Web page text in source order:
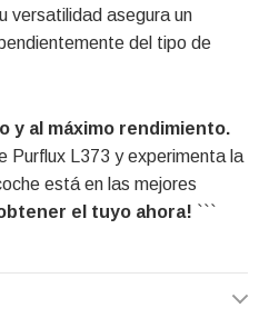
versatilidad asegura un
del tipo de
y al máximo rendimiento.
Purflux L373 y experimenta la
está en las mejores
el tuyo ahora! ```